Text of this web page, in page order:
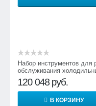
Набор инструментов для
обслуживания
120 048 руб.
В КОРЗИНУ